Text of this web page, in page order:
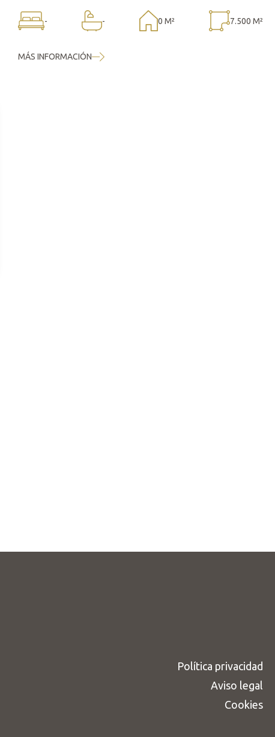
- - 0 M² 7.500 M²
MÁS INFORMACIÓN
Política privacidad
Aviso legal
Cookies